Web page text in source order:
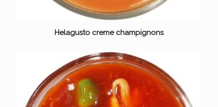
Helagusto creme champignons